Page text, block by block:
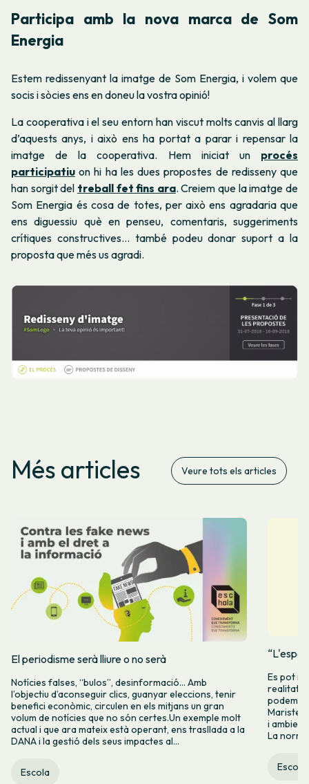
Participa amb la nova marca de Som
Energia
Estem redissenyant la imatge de Som Energia, i volem que
socis i sòcies ens en doneu la vostra opinió!
La cooperativa i el seu entorn han viscut molts canvis al llarg
d’aquests anys, i això ens ha portat a parar i repensar la
imatge de la cooperativa. Hem iniciat un procés
participatiu on hi ha les dues propostes de redisseny que
han sorgit del treball fet fins ara. Creiem que la imatge de
Som Energia és cosa de totes, per això ens agradaria que
ens diguessiu què en penseu, comentaris, suggeriments
crítiques constructives… també podeu donar suport a la
proposta que més us agradi.
Més articles Veure tots els articles
El periodisme serà lliure o no serà
Notícies falses, “bulos”, desinformació… Amb
l’objectiu d’aconseguir clics, guanyar eleccions, tenir
benefici econòmic, circulen en els mitjans un gran
volum de notícies que no són certes.Un exemple molt
actual i que ara mateix està operant, ens trasllada a la
DANA i la gestió dels seus impactes al...
Escola
Es pot
realitat
podem
i
La
Escola